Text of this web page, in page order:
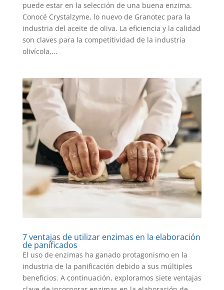
puede estar en la selección de una buena enzima.
Conocé Crystalzyme, lo nuevo de Granotec para la
industria del aceite de oliva. La eficiencia y la calidad
son claves para la competitividad de la industria
olivícola,...
7 ventajas de utilizar enzimas en la elaboración
de panificados
El uso de enzimas ha ganado protagonismo en la
industria de la panificación debido a sus múltiples
beneficios. A continuación, exploramos siete ventajas